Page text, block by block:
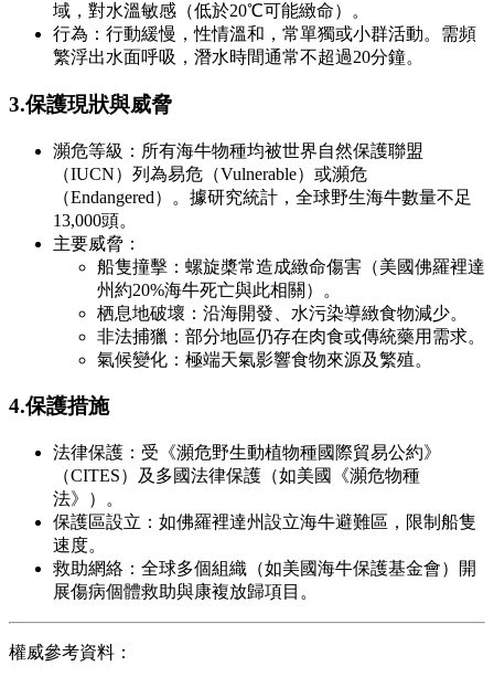
域，對水溫敏感（低於20℃可能緻命）。
行為：行動緩慢，性情溫和，常單獨或小群活動。需頻
繁浮出水面呼吸，潛水時間通常不超過20分鐘。
3.保護現狀與威脅
瀕危等級：所有海牛物種均被世界自然保護聯盟
（IUCN）列為易危（Vulnerable）或瀕危
（Endangered）。據研究統計，全球野生海牛數量不足
13,000頭。
主要威脅：
船隻撞擊：螺旋槳常造成緻命傷害（美國佛羅裡達
州約20%海牛死亡與此相關）。
栖息地破壞：沿海開發、水污染導緻食物減少。
非法捕獵：部分地區仍存在肉食或傳統藥用需求。
氣候變化：極端天氣影響食物來源及繁殖。
4.保護措施
法律保護：受《瀕危野生動植物種國際貿易公約》
（CITES）及多國法律保護（如美國《瀕危物種
法》）。
保護區設立：如佛羅裡達州設立海牛避難區，限制船隻
速度。
救助網絡：全球多個組織（如美國海牛保護基金會）開
展傷病個體救助與康複放歸項目。
權威參考資料：